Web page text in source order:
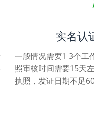
实名认
一般情况需要1-3个工
照审核时间需要15天
执照，发证日期不足